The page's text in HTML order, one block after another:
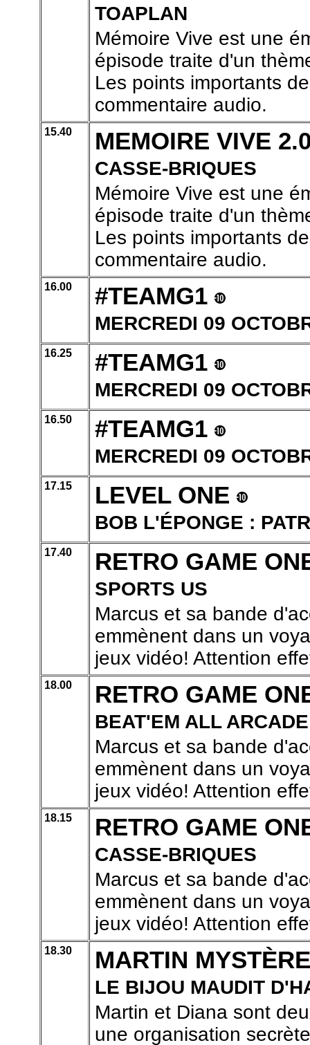
TOAPLAN
Mémoire Vive est une
épisode traite d'un
Les points importants
commentaire audio.
15.40 MEMOIRE VIVE
CASSE-BRIQUES
Mémoire Vive est une
épisode traite d'un
Les points importants
commentaire audio.
16.00 #TEAMG1
MERCREDI 09
16.25 #TEAMG1
MERCREDI 09
16.50 #TEAMG1
MERCREDI 09
17.15 LEVEL ONE
BOB L'ÉPONGE :
17.40 RETRO GAME
SPORTS US
Marcus et sa bande
emmènent dans un
jeux vidéo! Attention
18.00 RETRO GAME
BEAT'EM ALL ARCADE
Marcus et sa bande
emmènent dans un
jeux vidéo! Attention
18.15 RETRO GAME
CASSE-BRIQUES
Marcus et sa bande
emmènent dans un
jeux vidéo! Attention
18.30 MARTIN MYSTÈRE
LE BIJOU MAUDIT
Martin et Diana sont
une organisation